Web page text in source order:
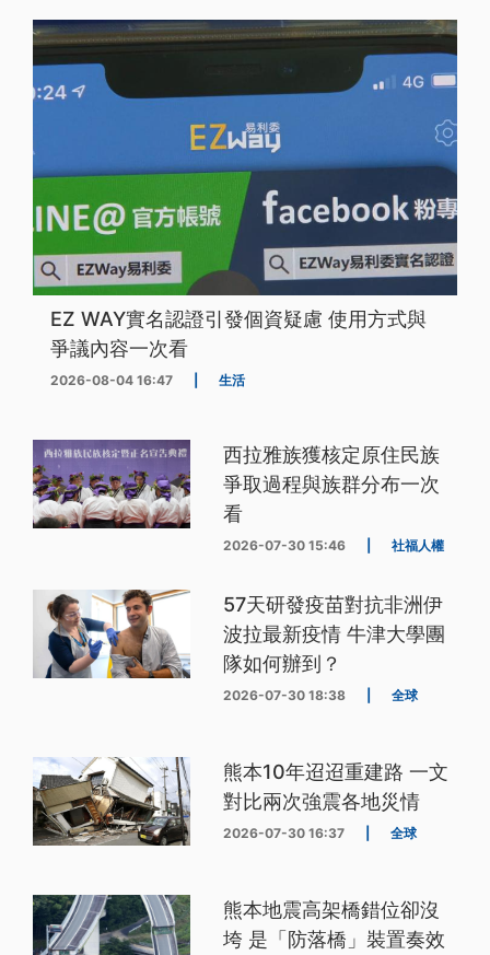
EZ WAY實名認證引發個資疑慮 使用方式與
爭議內容一次看
2026-08-04 16:47 生活
西拉雅族獲核定原住民族
爭取過程與族群分布一次
看
2026-07-30 15:46 社福人權
57天研發疫苗對抗非洲伊
波拉最新疫情 牛津大學團
隊如何辦到？
2026-07-30 18:38 全球
熊本10年迢迢重建路 一文
對比兩次強震各地災情
2026-07-30 16:37 全球
熊本地震高架橋錯位卻沒
垮 是「防落橋」裝置奏效